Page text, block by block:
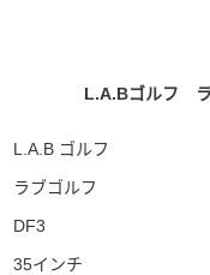
L.A.Bゴルフ
L.A.B ゴルフ
ラブゴルフ
DF3
35インチ